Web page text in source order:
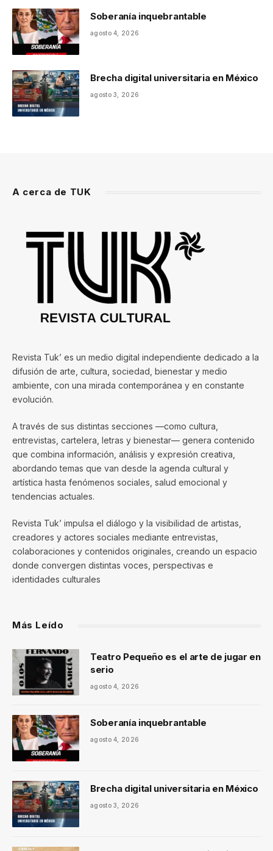
Soberanía inquebrantable
agosto 4, 2026
Brecha digital universitaria en México
agosto 3, 2026
A cerca de TUK
Revista Tuk’ es un medio digital independiente dedicado a la
difusión de arte, cultura, sociedad, bienestar y medio
ambiente, con una mirada contemporánea y en constante
evolución.
A través de sus distintas secciones —como cultura,
entrevistas, cartelera, letras y bienestar— genera contenido
que combina información, análisis y expresión creativa,
abordando temas que van desde la agenda cultural y
artística hasta fenómenos sociales, salud emocional y
tendencias actuales.
Revista Tuk’ impulsa el diálogo y la visibilidad de artistas,
creadores y actores sociales mediante entrevistas,
colaboraciones y contenidos originales, creando un espacio
donde convergen distintas voces, perspectivas e
identidades culturales
Más Leído
Teatro Pequeño es el arte de jugar en
serio
agosto 4, 2026
Soberanía inquebrantable
agosto 4, 2026
Brecha digital universitaria en México
agosto 3, 2026